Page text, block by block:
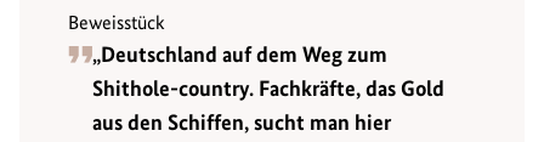
Beweisstück
„Deutschland auf dem Weg zum
Shithole-country. Fachkräfte, das Gold
aus den Schiffen, sucht man hier